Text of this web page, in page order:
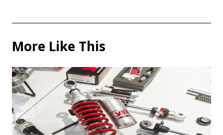
More Like This